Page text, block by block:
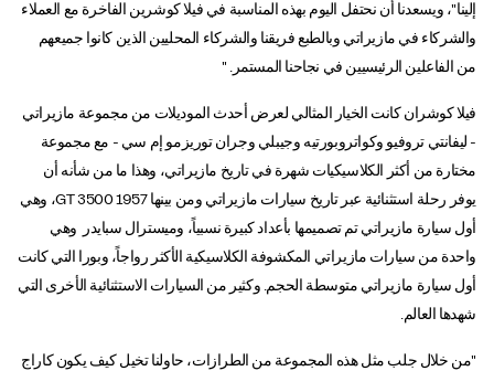
إلينا"، ويسعدنا أن نحتفل اليوم بهذه المناسبة في فيلا كوشرين الفاخرة مع العملاء
والشركاء في مازيراتي وبالطبع فريقنا والشركاء المحليين الذين كانوا جميعهم
من الفاعلين الرئيسيين في نجاحنا المستمر. "
فيلا كوشران كانت الخيار المثالي لعرض أحدث الموديلات من مجموعة مازيراتي
- ليفانتي تروفيو وكواتروبورتيه وجيبلي وجران توريزمو إم سي - مع مجموعة
مختارة من أكثر الكلاسيكيات شهرة في تاريخ مازيراتي، وهذا ما من شأنه أن
يوفر رحلة استثنائية عبر تاريخ سيارات مازيراتي ومن بينها 1957 3500 GT، وهي
أول سيارة مازيراتي تم تصميمها بأعداد كبيرة نسبياً، وميسترال سبايدر وهي
واحدة من سيارات مازيراتي المكشوفة الكلاسيكية الأكثر رواجاً، وبورا التي كانت
أول سيارة مازيراتي متوسطة الحجم. وكثير من السيارات الاستثنائية الأخرى التي
شهدها العالم.
"من خلال جلب مثل هذه المجموعة من الطرازات، حاولنا تخيل كيف يكون كاراج